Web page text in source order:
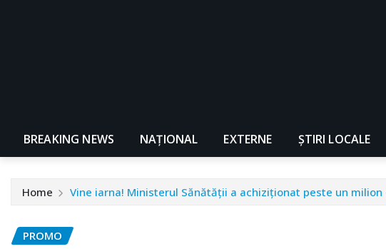
BREAKING NEWS NAŢIONAL EXTERNE ȘTIRI LOCALE
Home Vine iarna! Ministerul Sănătăţii a achiziţionat peste un
PROMO